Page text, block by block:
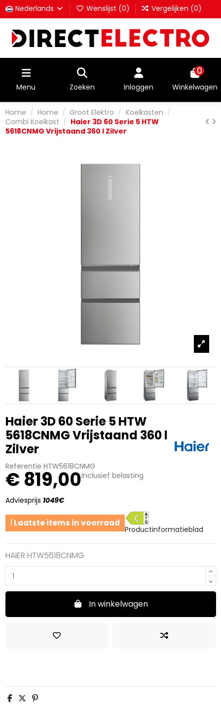
Nederlands Wenslijst (0) Vergelijken (0)
Menu Zoeken Inloggen
0
Winkelwagen
Home Home Groot Elektro
Koelkasten
Combi Koelkast
Haier 3D 60 Serie 5 HTW
5618CNMG Vrijstaand 360 l Zilver
Haier 3D 60 Serie 5 HTW
5618CNMG Vrijstaand 360 l
Zilver
Referentie HTW5618CNMG
€ 819,00Inclusief belasting
Adviesprijs 1049€
Laatste items in voorraad
C
Productinformatieblad
HAIER HTW5618CNMG
In winkelwagen